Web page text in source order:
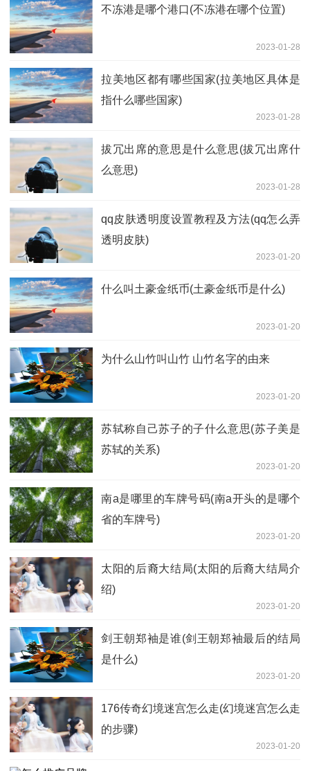
不冻港是哪个港口(不冻港在哪个位置)
2023-01-28
拉美地区都有哪些国家(拉美地区具体是
指什么哪些国家)
2023-01-28
拔冗出席的意思是什么意思(拔冗出席什
么意思)
2023-01-28
qq皮肤透明度设置教程及方法(qq怎么弄
透明皮肤)
2023-01-20
什么叫土豪金纸币(土豪金纸币是什么)
2023-01-20
为什么山竹叫山竹 山竹名字的由来
2023-01-20
苏轼称自己苏子的子什么意思(苏子美是
苏轼的关系)
2023-01-20
南a是哪里的车牌号码(南a开头的是哪个
省的车牌号)
2023-01-20
太阳的后裔大结局(太阳的后裔大结局介
绍)
2023-01-20
剑王朝郑袖是谁(剑王朝郑袖最后的结局
是什么)
2023-01-20
176传奇幻境迷宫怎么走(幻境迷宫怎么走
的步骤)
2023-01-20